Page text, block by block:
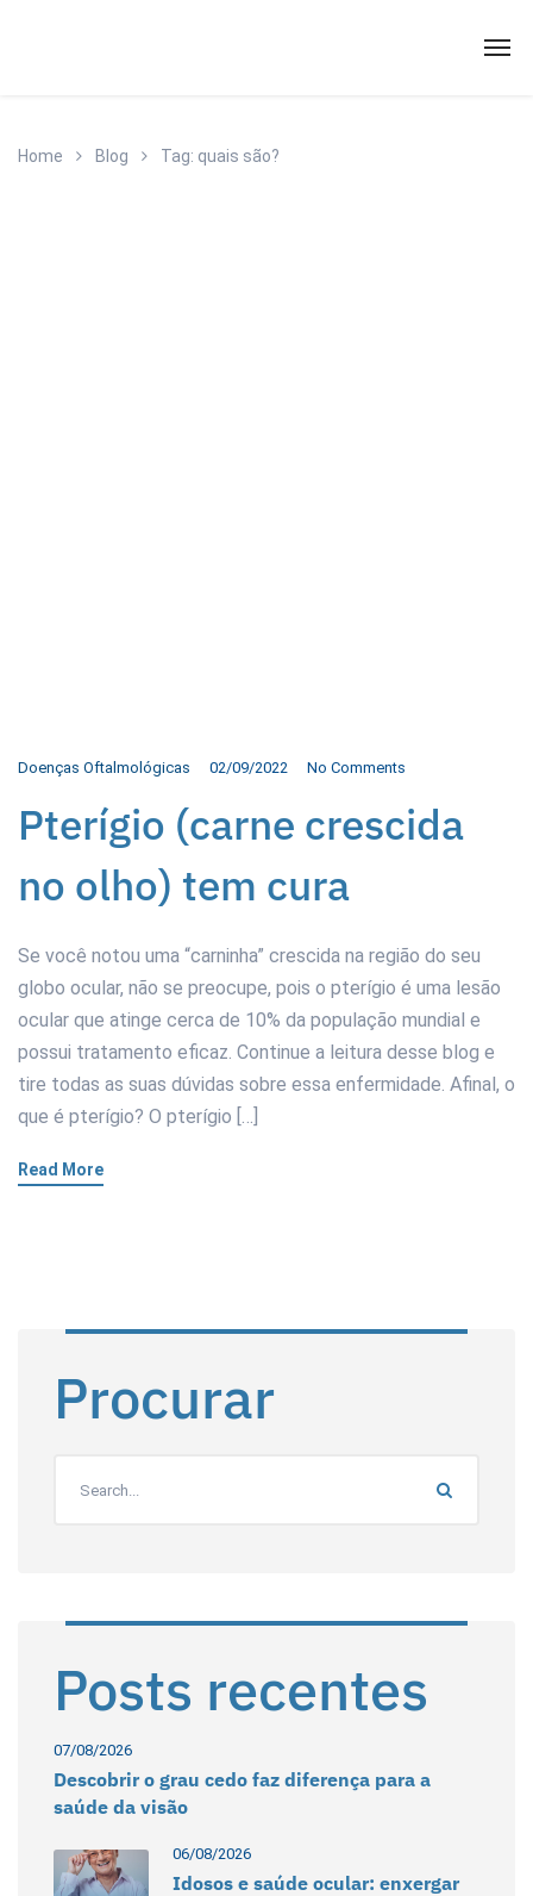
Home Blog Tag: quais são?
Doenças Oftalmológicas 02/09/2022 No Comments
Pterígio (carne crescida
no olho) tem cura
Se você notou uma “carninha” crescida na região do seu
globo ocular, não se preocupe, pois o pterígio é uma lesão
ocular que atinge cerca de 10% da população mundial e
possui tratamento eficaz. Continue a leitura desse blog e
tire todas as suas dúvidas sobre essa enfermidade. Afinal, o
que é pterígio? O pterígio […]
Read More
Procurar
Posts recentes
07/08/2026
Descobrir o grau cedo faz diferença para a
saúde da visão
06/08/2026
Idosos e saúde ocular: enxergar